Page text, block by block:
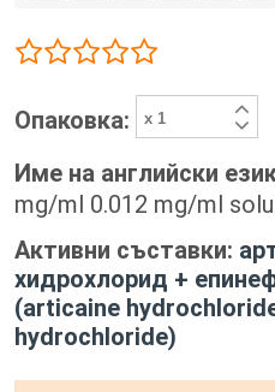
1/52/53/54/55/5
Опаковка:
Име на английски
mg/ml 0.012 mg/ml
Активни съставки:
хидрохлорид +
(articaine
hydrochloride)